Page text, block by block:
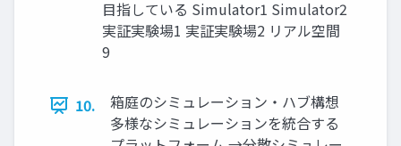
目指している Simulator1 Simulator2
実証実験場1 実証実験場2 リアル空間
9
10.
箱庭のシミュレーション・ハブ構想
多様なシミュレーションを統合する